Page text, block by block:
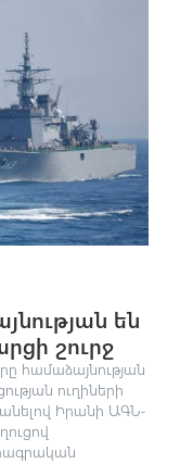
են
շուրջ
համաձայնության
ուղիների
անելով Իրանի ԱԳՆ-